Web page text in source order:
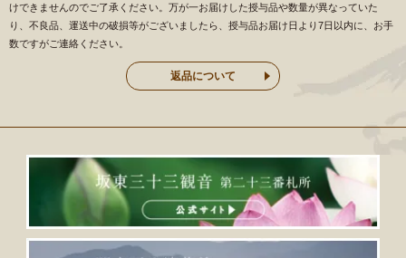
けできませんのでご了承ください。万が一お届けした授与品や数量が異なっていた
り、不良品、運送中の破損等がございましたら、授与品お届け日より7日以内に、お手
数ですがご連絡ください。
返品について